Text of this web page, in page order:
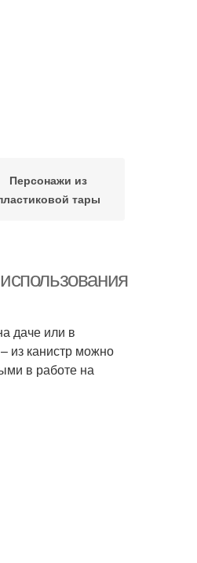
Персонажи из
тары
даче или в
из канистр можно
в работе на